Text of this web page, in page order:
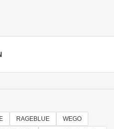
RAGEBLUE
WEGO